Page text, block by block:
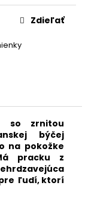
Zdieľať
so zrnitou
býčej
na pokožke
pracku z
ľudí, ktorí